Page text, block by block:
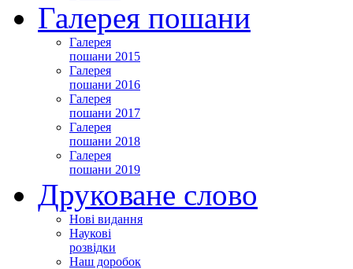
Галерея пошани
Галерея
пошани 2015
Галерея
пошани 2016
Галерея
пошани 2017
Галерея
пошани 2018
Галерея
пошани 2019
Друковане слово
Нові видання
Наукові
розвідки
Наш доробок